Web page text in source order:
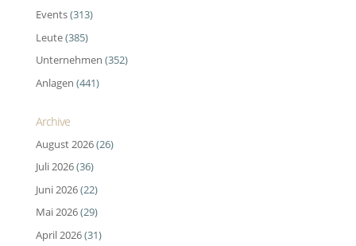
Events(313)
Leute(385)
Unternehmen (352)
Anlagen (441)
Archive
August 2026(26)
Juli 2026(36)
Juni 2026(22)
Mai 2026(29)
April 2026(31)